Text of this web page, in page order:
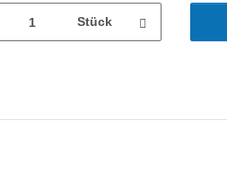
Stück